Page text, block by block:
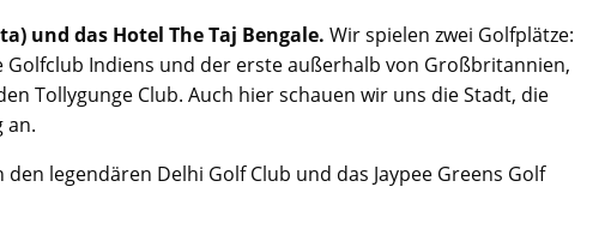
und das Hotel The Taj Bengale. Wir spielen zwei Golfplätze:
Golfclub Indiens und der erste außerhalb von Großbritannien,
Tollygunge Club. Auch hier schauen wir uns die Stadt, die
an.
den legendären Delhi Golf Club und das Jaypee Greens Golf